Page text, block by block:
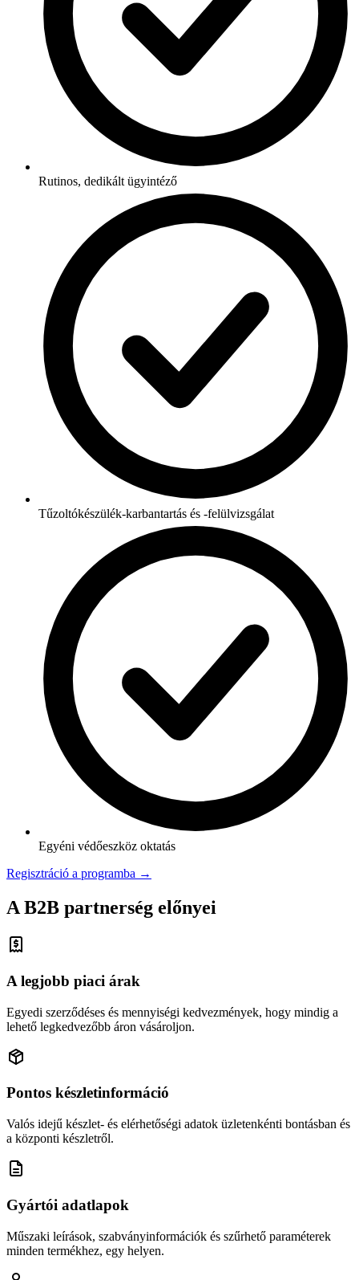
Rutinos, dedikált ügyintéző
Tűzoltókészülék-karbantartás és -felülvizsgálat
Egyéni védőeszköz oktatás
Regisztráció a programba →
A B2B partnerség előnyei
A legjobb piaci árak
Egyedi szerződéses és mennyiségi kedvezmények, hogy mindig a
lehető legkedvezőbb áron vásároljon.
Pontos készletinformáció
Valós idejű készlet- és elérhetőségi adatok üzletenkénti bontásban és
a központi készletről.
Gyártói adatlapok
Műszaki leírások, szabványinformációk és szűrhető paraméterek
minden termékhez, egy helyen.